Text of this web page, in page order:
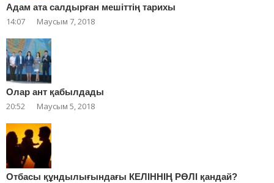
Адам ата салдырған мешіттің тарихы
14:07 Маусым 7, 2018
Олар ант қабылдады
20:52 Маусым 5, 2018
Отбасы құндылығындағы КЕЛІННІҢ РӨЛІ қандай?